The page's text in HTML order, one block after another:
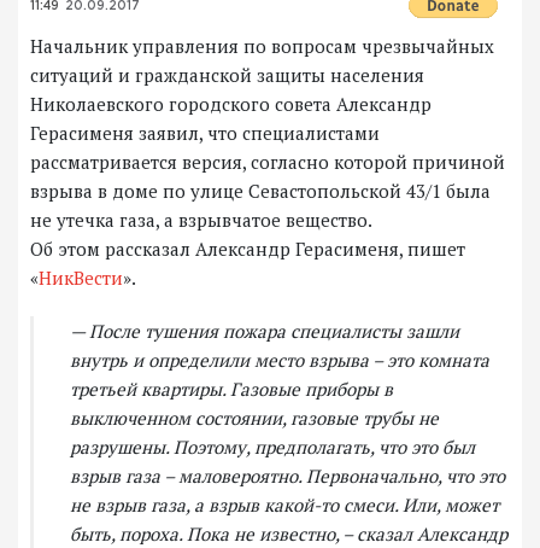
11:49 20.09.2017
Начальник управления по вопросам чрезвычайных
ситуаций и гражданской защиты населения
Николаевского городского совета Александр
Герасименя заявил, что специалистами
рассматривается версия, согласно которой причиной
взрыва в доме по улице Севастопольской 43/1 была
не утечка газа, а взрывчатое вещество.
Об этом рассказал Александр Герасименя, пишет
«НикВести».
— После тушения пожара специалисты зашли
внутрь и определили место взрыва – это комната
третьей квартиры. Газовые приборы в
выключенном состоянии, газовые трубы не
разрушены. Поэтому, предполагать, что это был
взрыв газа – маловероятно. Первоначально, что это
не взрыв газа, а взрыв какой-то смеси. Или, может
быть, пороха. Пока не известно, – сказал Александр